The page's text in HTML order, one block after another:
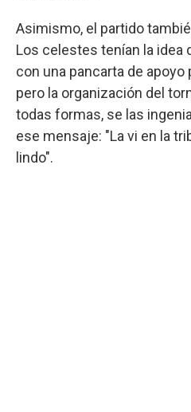
Asimismo, el partido
Los celestes tenían la idea
con una pancarta de apoyo
pero la organización del
todas formas, se las
ese mensaje: "La vi en la
lindo".